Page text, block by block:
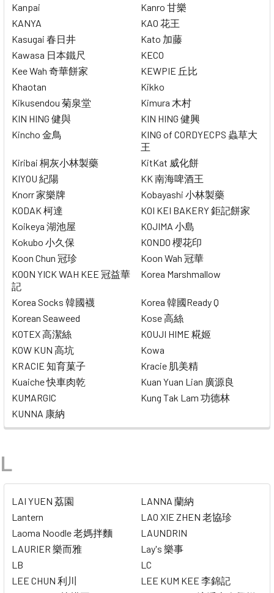
Kanpai
Kanro 甘樂
KANYA
KAO 花王
Kasugai 春日井
Kato 加藤
Kawasa 日本鐵尺
KECO
Kee Wah 奇華餅家
KEWPIE 丘比
Khaotan
Kikko
Kikusendou 菊泉堂
Kimura 木村
KIN HING 健與
KIN HING 健興
Kincho 金鳥
KING of CORDYECPS 蟲草大
王
Kiribai 桐灰小林製藥
KitKat 威化餅
KIYOU 紀陽
KK 南海啤酒王
Knorr 家樂牌
Kobayashi 小林製藥
KODAK 柯達
KOI KEI BAKERY 鉅記餅家
Koikeya 湖池屋
KOJIMA 小島
Kokubo 小久保
KONDO 櫻花印
Koon Chun 冠珍
Koon Wah 冠華
KOON YICK WAH KEE 冠益華
記
Korea Marshmallow
Korea Socks 韓國襪
Korea 韓國Ready Q
Korean Seaweed
Kose 高絲
KOTEX 高潔絲
KOUJI HIME 糀姬
KOW KUN 高坑
Kowa
KRACIE 知育菓子
Kracie 肌美精
Kuaiche 快車肉乾
Kuan Yuan Lian 廣源良
KUMARGIC
Kung Tak Lam 功德林
KUNNA 康納
L
LAI YUEN 荔園
LANNA 蘭納
Lantern
LAO XIE ZHEN 老協珍
Laoma Noodle 老媽拌麵
LAUNDRIN
LAURIER 樂而雅
Lay's 樂事
LB
LC
LEE CHUN 利川
LEE KUM KEE 李錦記